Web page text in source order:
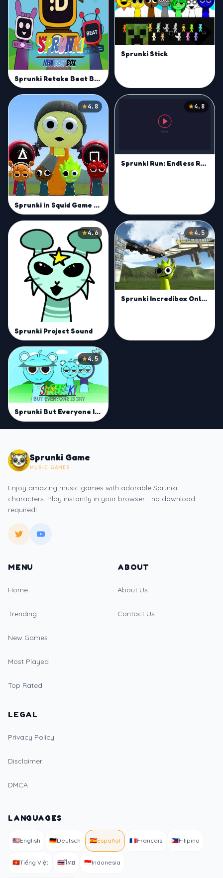
Sprunki Retake Beat Box
Sprunki Stick
4.8
Sprunki in Squid Game Chamber
4.8
Sprunki Run: Endless Racing
4.6
Sprunki Project Sound
4.5
Sprunki Incredibox Only Up
4.5
Sprunki But Everyone Is Sky
Sprunki Game
MUSIC GAMES
Enjoy amazing music games with adorable Sprunki
characters. Play instantly in your browser - no download
required!
MENU
Home
Trending
New Games
Most Played
Top Rated
ABOUT
About Us
Contact Us
LEGAL
Privacy Policy
Disclaimer
DMCA
LANGUAGES
🇺🇸English 🇩🇪Deutsch 🇪🇸Español 🇫🇷Français 🇵🇭Filipino
🇻🇳Tiếng Việt 🇹🇭ไทย 🇮🇩Indonesia